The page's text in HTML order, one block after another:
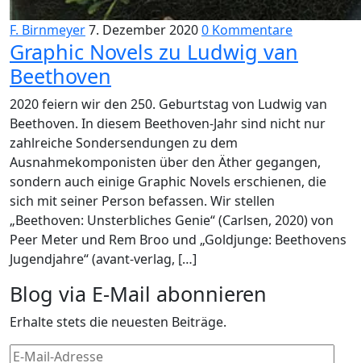
F. Birnmeyer7. Dezember 20200 Kommentare
Graphic Novels zu Ludwig van
Beethoven
2020 feiern wir den 250. Geburtstag von Ludwig van
Beethoven. In diesem Beethoven-Jahr sind nicht nur
zahlreiche Sondersendungen zu dem
Ausnahmekomponisten über den Äther gegangen,
sondern auch einige Graphic Novels erschienen, die
sich mit seiner Person befassen. Wir stellen
„Beethoven: Unsterbliches Genie“ (Carlsen, 2020) von
Peer Meter und Rem Broo und „Goldjunge: Beethovens
Jugendjahre“ (avant-verlag, […]
Blog via E-Mail abonnieren
Erhalte stets die neuesten Beiträge.
E-